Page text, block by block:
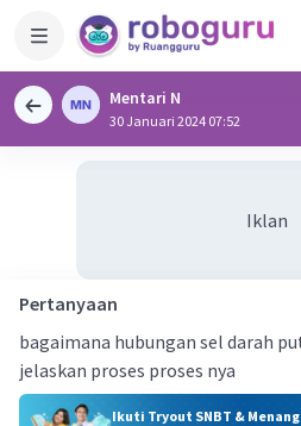
Mentari N
30 Januari 2024 07:52
Iklan
Pertanyaan
bagaimana hubungan sel darah
jelaskan proses proses nya
Ikuti Tryout SNBT &